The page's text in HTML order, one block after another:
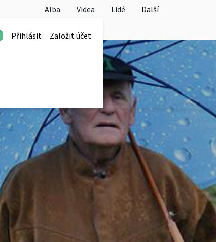
Alba Videa Lidé Další
Přihlásit Založit účet